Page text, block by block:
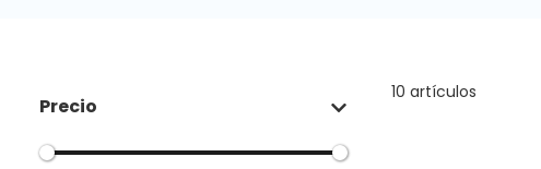
Precio
10 artículos